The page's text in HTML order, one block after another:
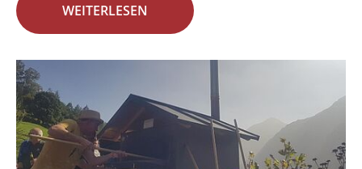
WEITERLESEN